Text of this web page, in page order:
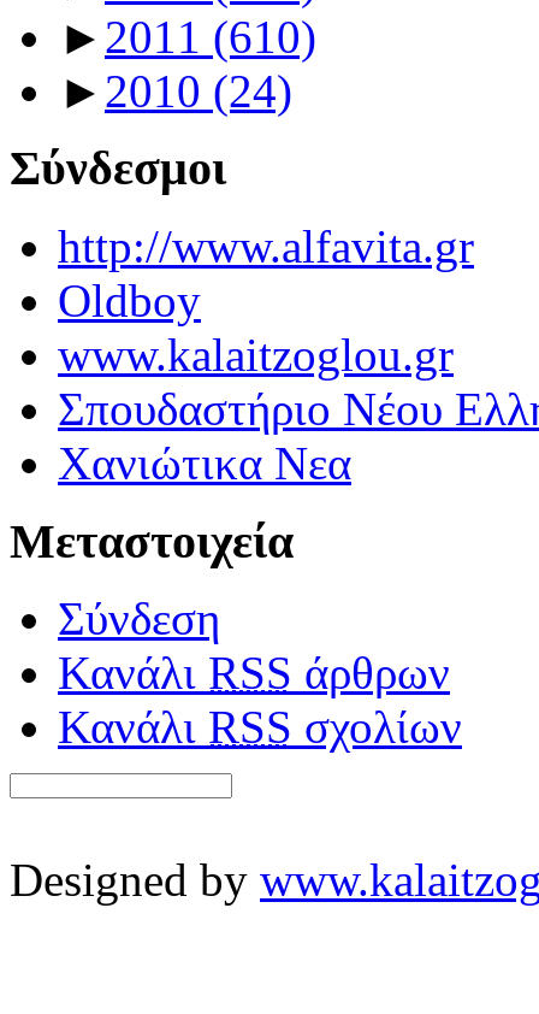
► 2011 (610)
► 2010 (24)
Σύνδεσμοι
http://www.alfavita.gr
Oldboy
www.kalaitzoglou.gr
Σπουδαστήριο Νέου
Χανιώτικα Νεα
Μεταστοιχεία
Σύνδεση
Κανάλι RSS άρθρων
Κανάλι RSS σχολίων
Designed by